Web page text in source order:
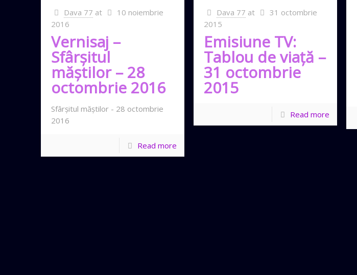
Dava 77 at
10 noiembrie
2016
Vernisaj –
Sfârşitul
măştilor – 28
octombrie 2016
Sfârşitul măştilor - 28 octombrie
2016
Read more
Dava 77 at
31 octombrie
2015
Emisiune TV:
Tablou de viaţă –
31 octombrie
2015
Read more